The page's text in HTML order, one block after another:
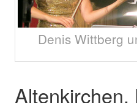
Denis Wittberg